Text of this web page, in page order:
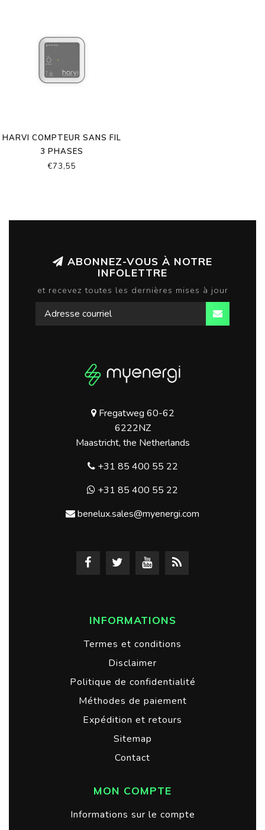
HARVI COMPTEUR SANS FIL
3 PHASES
€73,55
ABONNEZ-VOUS À NOTRE
INFOLETTRE
et recevez toutes les dernières mises à jour
Fregatweg 60-62
6222NZ
Maastricht, the Netherlands
+31 85 400 55 22
+31 85 400 55 22
benelux.sales@myenergi.com
INFORMATIONS
Termes et conditions
Disclaimer
Politique de confidentialité
Méthodes de paiement
Expédition et retours
Sitemap
Contact
MON COMPTE
Informations sur le compte